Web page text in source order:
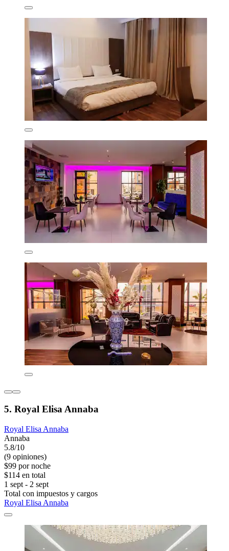
5. Royal Elisa Annaba
Royal Elisa Annaba
Annaba
5.8/10
(9 opiniones)
$99 por noche
$114 en total
1 sept - 2 sept
Total con impuestos y cargos
Royal Elisa Annaba